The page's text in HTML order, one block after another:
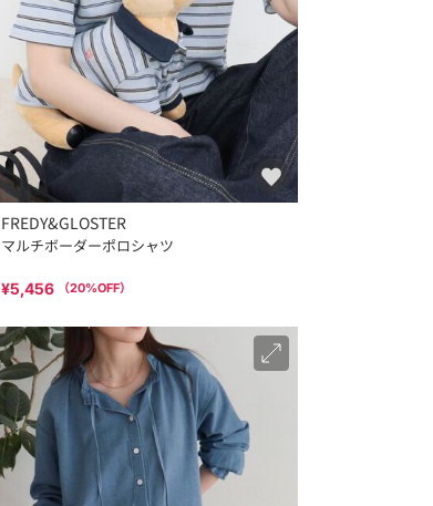
FREDY&GLOSTER
マルチボーダーポロシャツ
¥5,456 （20%OFF）